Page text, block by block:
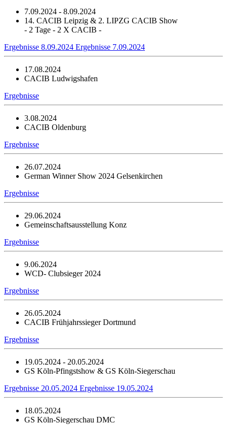
7.09.2024 - 8.09.2024
14. CACIB Leipzig & 2. LIPZG CACIB Show
- 2 Tage - 2 X CACIB -
Ergebnisse 8.09.2024 Ergebnisse 7.09.2024
17.08.2024
CACIB Ludwigshafen
Ergebnisse
3.08.2024
CACIB Oldenburg
Ergebnisse
26.07.2024
German Winner Show 2024 Gelsenkirchen
Ergebnisse
29.06.2024
Gemeinschaftsausstellung Konz
Ergebnisse
9.06.2024
WCD- Clubsieger 2024
Ergebnisse
26.05.2024
CACIB Frühjahrssieger Dortmund
Ergebnisse
19.05.2024 - 20.05.2024
GS Köln-Pfingstshow & GS Köln-Siegerschau
Ergebnisse 20.05.2024 Ergebnisse 19.05.2024
18.05.2024
GS Köln-Siegerschau DMC